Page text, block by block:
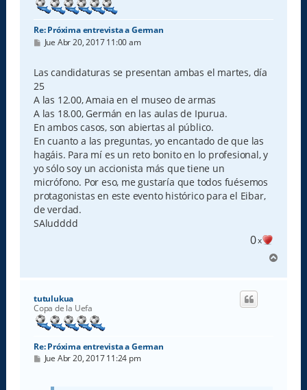
Re: Próxima entrevista a German
M
s
a
j
e
Jue Abr 20, 2017 11:00 am
Las candidaturas se presentan ambas el martes, día
25
A las 12.00, Amaia en el museo de armas
A las 18.00, Germán en las aulas de Ipurua.
En ambos casos, son abiertas al público.
En cuanto a las preguntas, yo encantado de que las
hagáis. Para mí es un reto bonito en lo profesional, y
yo sólo soy un accionista más que tiene un
micrófono. Por eso, me gustaría que todos fuésemos
protagonistas en este evento histórico para el Eibar,
de verdad.
SAludddd
0x
r
tutulukua
Copa de la Uefa
Re: Próxima entrevista a German
M
Jue Abr 20, 2017 11:24 pm